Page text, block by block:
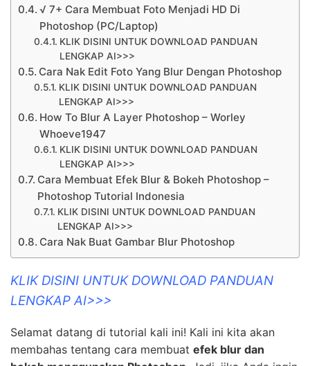
√ 7+ Cara Membuat Foto Menjadi HD Di
Photoshop (PC/Laptop)
KLIK DISINI UNTUK DOWNLOAD PANDUAN
LENGKAP AI>>>
Cara Nak Edit Foto Yang Blur Dengan Photoshop
KLIK DISINI UNTUK DOWNLOAD PANDUAN
LENGKAP AI>>>
How To Blur A Layer Photoshop – Worley
Whoeve1947
KLIK DISINI UNTUK DOWNLOAD PANDUAN
LENGKAP AI>>>
Cara Membuat Efek Blur & Bokeh Photoshop –
Photoshop Tutorial Indonesia
KLIK DISINI UNTUK DOWNLOAD PANDUAN
LENGKAP AI>>>
Cara Nak Buat Gambar Blur Photoshop
KLIK DISINI UNTUK DOWNLOAD PANDUAN
LENGKAP AI>>>
Selamat datang di tutorial kali ini! Kali ini kita akan
membahas tentang cara membuat efek blur dan